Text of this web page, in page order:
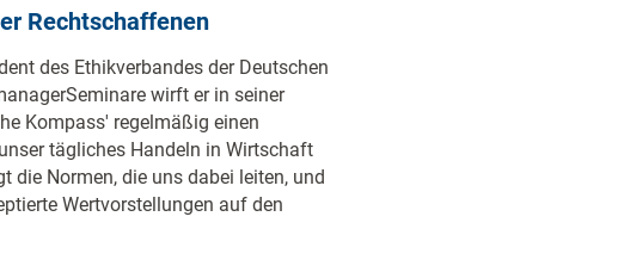
Rechtschaffenen
des Ethikverbandes der Deutschen
wirft er in seiner
Kompass' regelmäßig einen
tägliches Handeln in Wirtschaft
die Normen, die uns dabei leiten, und
Wertvorstellungen auf den